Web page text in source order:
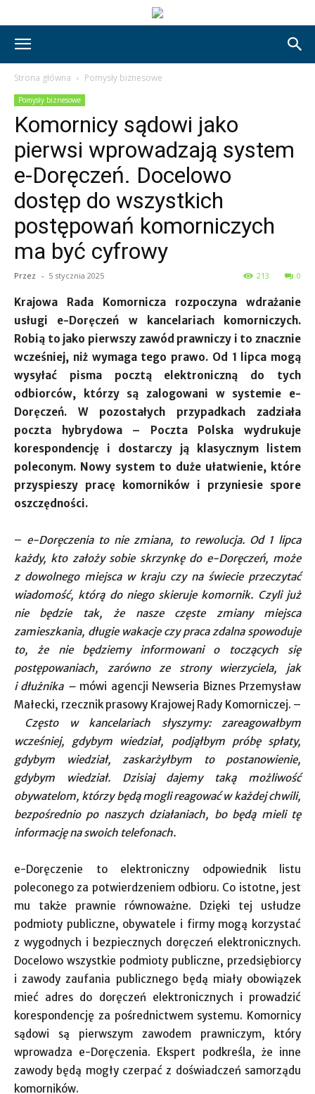
Strona główna Pomysły biznesowe
Pomysły biznesowe
Komornicy sądowi jako
pierwsi wprowadzają system
e-Doręczeń. Docelowo
dostęp do wszystkich
postępowań komorniczych
ma być cyfrowy
Przez - 5 stycznia 2025 0
213
Krajowa Rada Komornicza rozpoczyna wdrażanie
usługi e-Doręczeń w kancelariach komorniczych.
Robią to jako pierwszy zawód prawniczy i to znacznie
wcześniej, niż wymaga tego prawo. Od 1 lipca mogą
wysyłać pisma pocztą elektroniczną do tych
odbiorców, którzy są zalogowani w systemie e-
Doręczeń. W pozostałych przypadkach zadziała
poczta hybrydowa – Poczta Polska wydrukuje
korespondencję i dostarczy ją klasycznym listem
poleconym. Nowy system to duże ułatwienie, które
przyspieszy pracę komorników i przyniesie spore
oszczędności.
– e-Doręczenia to nie zmiana, to rewolucja. Od 1 lipca
każdy, kto założy sobie skrzynkę do e-Doręczeń, może
z dowolnego miejsca w kraju czy na świecie przeczytać
wiadomość, którą do niego skieruje komornik. Czyli już
nie będzie tak, że nasze częste zmiany miejsca
zamieszkania, długie wakacje czy praca zdalna spowoduje
to, że nie będziemy informowani o toczących się
postępowaniach, zarówno ze strony wierzyciela, jak
i dłużnika –mówi agencji Newseria Biznes Przemysław
Małecki, rzecznik prasowy Krajowej Rady Komorniczej. –
Często w kancelariach słyszymy: zareagowałbym
wcześniej, gdybym wiedział, podjąłbym próbę spłaty,
gdybym wiedział, zaskarżyłbym to postanowienie,
gdybym wiedział. Dzisiaj dajemy taką możliwość
obywatelom, którzy będą mogli reagować w każdej chwili,
bezpośrednio po naszych działaniach, bo będą mieli tę
informację na swoich telefonach.
e-Doręczenie to elektroniczny odpowiednik listu
poleconego za potwierdzeniem odbioru. Co istotne, jest
mu także prawnie równoważne. Dzięki tej usłudze
podmioty publiczne, obywatele i firmy mogą korzystać
z wygodnych i bezpiecznych doręczeń elektronicznych.
Docelowo wszystkie podmioty publiczne, przedsiębiorcy
i zawody zaufania publicznego będą miały obowiązek
mieć adres do doręczeń elektronicznych i prowadzić
korespondencję za pośrednictwem systemu. Komornicy
sądowi są pierwszym zawodem prawniczym, który
wprowadza e-Doręczenia. Ekspert podkreśla, że inne
zawody będą mogły czerpać z doświadczeń samorządu
komorników.